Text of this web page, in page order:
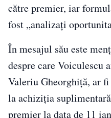
către premier, iar
fost „analizați
În mesajul său este
despre care Voiculescu
Valeriu Gheorghiță, ar
la achiziția
premier la data de 11